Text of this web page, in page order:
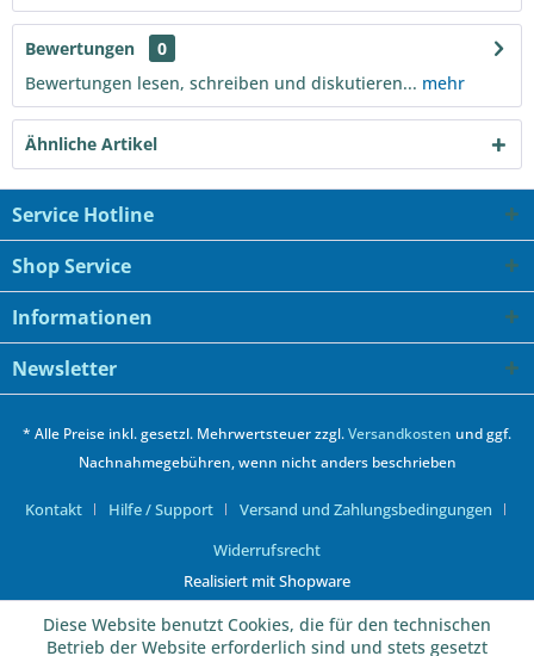
Bewertungen
0
Bewertungen lesen, schreiben und diskutieren... mehr
Ähnliche Artikel
Service Hotline
Shop Service
Informationen
Newsletter
* Alle Preise inkl. gesetzl. Mehrwertsteuer zzgl.Versandkosten und ggf.
Nachnahmegebühren, wenn nicht anders beschrieben
Kontakt Hilfe / Support
Versand und Zahlungsbedingungen
Widerrufsrecht
Realisiert mit Shopware
Diese Website benutzt Cookies, die für den technischen
Betrieb der Website erforderlich sind und stets gesetzt